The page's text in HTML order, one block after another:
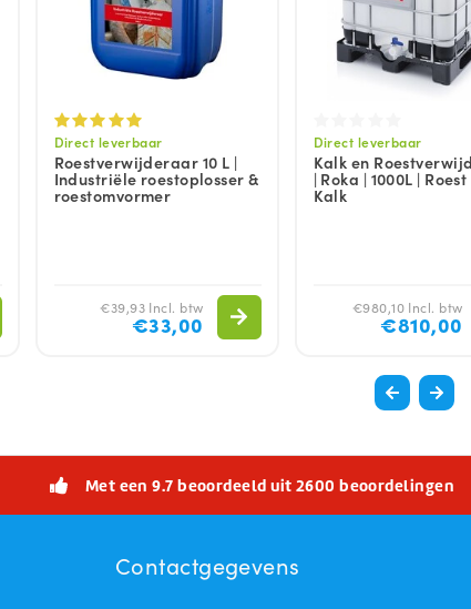
Direct leverbaar
Roestverwijderaar 10 L |
Industriële roestoplosser &
roestomvormer
€39,93 Incl. btw
€33,00
Direct leverbaar
Kalk en
| Roka | 1000L |
Kalk
€980,10 Incl. btw
€810,00
Met een 9.7 beoordeeld uit 2600 beoordelingen
Contactgegevens